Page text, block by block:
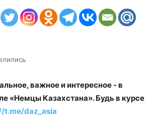
важное и интересное - в
«Немцы Казахстана». Будь в курсе
t.me/daz_asia